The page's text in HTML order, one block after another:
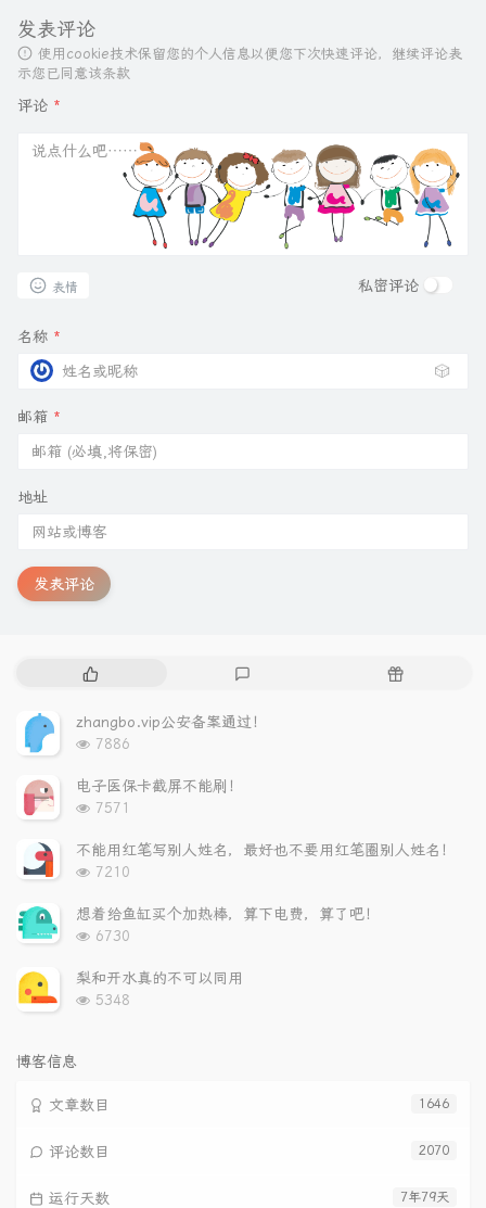
发表评论
使用cookie技术保留您的个人信息以便您下次快速评论，继续评论表
示您已同意该条款
评论 *
表情 私密评论
名称 *
🎲
邮箱 *
地址
发表评论
热
章
评
随
zhangbo.vip公安备案通过！
浏
次
数:
7886
电子医保卡截屏不能刷！
浏
次
数:
7571
不能用红笔写别人姓名，最好也不要用红笔圈别人姓名！
浏
次
数:
7210
想着给鱼缸买个加热棒，算下电费，算了吧！
浏
次
数:
6730
梨和开水真的不可以同用
浏
5348
博客信息
1646
文章数目
2070
评论数目
7年79天
运行天数